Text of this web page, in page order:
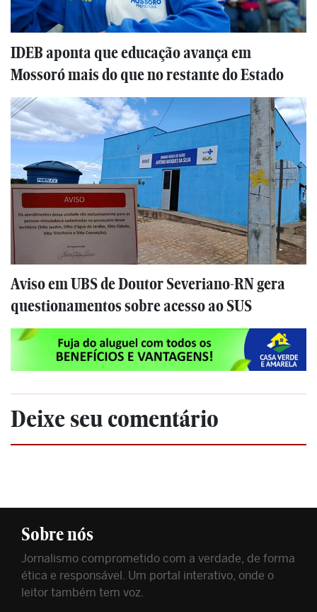
IDEB aponta que educação avança em
Mossoró mais do que no restante do Estado
Aviso em UBS de Doutor Severiano-RN gera
questionamentos sobre acesso ao SUS
Deixe seu comentário
Sobre nós
Jornalismo comprometido com a verdade, de forma
ética e responsável. Um portal interativo, onde o
leitor também tem voz.